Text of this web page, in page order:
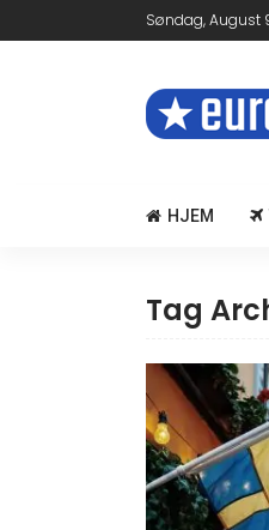
Søndag, August
HJEM
Tag